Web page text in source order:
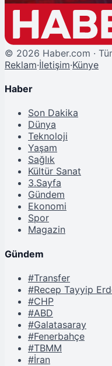
© 2026 Haber.com ·
Reklam·İletişim·Künye
Haber
Son Dakika
Dünya
Teknoloji
Yaşam
Sağlık
Kültür Sanat
3.Sayfa
Gündem
Ekonomi
Spor
Magazin
Gündem
#Transfer
#Recep Tayyip
#CHP
#ABD
#Galatasaray
#Fenerbahçe
#TBMM
#İran